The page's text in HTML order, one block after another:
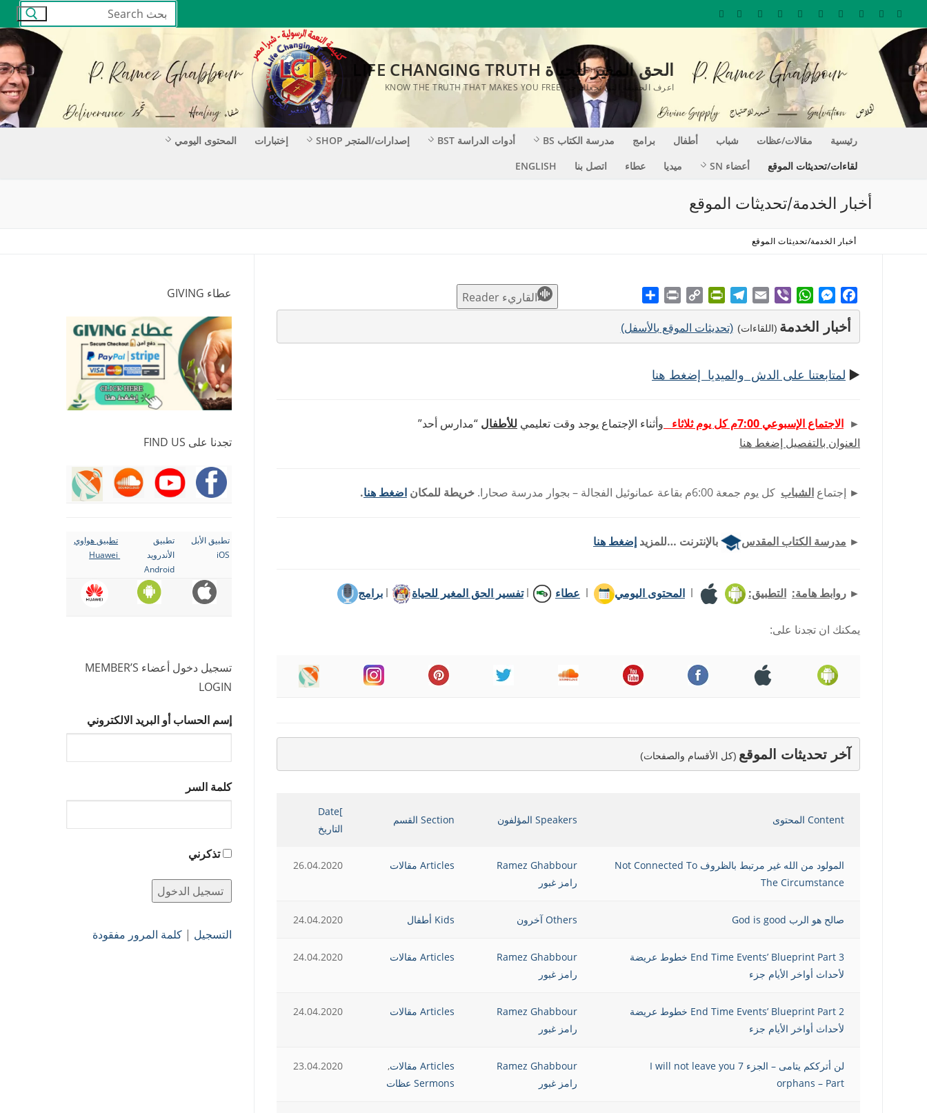
التجاوز
إلى
المحتوى
البحث
عن:
الحق المغير للحياة LIFE CHANGING TRUTH
اعرف الحقيقة التي تجعلك حراً KNOW THE TRUTH THAT MAKES YOU FREE
رئيسية مقالات/عظات شباب أطفال برامج مدرسة الكتاب BS أدوات الدراسة BST إصدارات/المتجر SHOP إختبارات
المحتوى اليومي
لقاءات/تحديثات الموقع
أعضاء SN ميديا عطاء اتصل بنا ENGLISH
أخبار الخدمة/تحديثات الموقع
أخبار الخدمة/تحديثات الموقع
القاريء Reader
Facebook
Messenger
WhatsApp
Viber
Email
Telegram
PrintFriendly
Copy
Link
Print
Share
أخبار الخدمة (اللقاءات) (تحديثات الموقع بالأسفل)
► لمتابعتنا على الدش والميديا إضغط هنا
► الاجتماع الإسبوعي 7:00م كل يوم ثلاثاء وأثناء الإجتماع يوجد وقت تعليمي للأطفال “مدارس أحد”
العنوان بالتفصيل إضغط هنا
► إجتماع الشباب كل يوم جمعة 6:00م بقاعة عمانوئيل الفجالة – بجوار مدرسة صحارا. خريطة للمكان اضغط هنا.
► مدرسة الكتاب المقدس بالإنترنت …للمزيد إضغط هنا
► روابط هامة: التطبيق: المحتوى اليومي عطاء تفسير الحق المغير للحياة برامج
يمكنك ان تجدنا على:
آخر تحديثات الموقع (كل الأقسام والصفحات)
Content المحتوى Speakers المؤلفون Section القسم
]Date
التاريخ
المولود من الله غير مرتبط بالظروف Not Connected To
The Circumstance
Ramez Ghabbour
رامز غبور
Articles مقالات 26.04.2020
صالح هو الرب God is good Others آخرون Kids أطفال 24.04.2020
End Time Events’ Blueprint Part 3 خطوط عريضة
لأحداث أواخر الأيام جزء
Ramez Ghabbour
رامز غبور
Articles مقالات 24.04.2020
End Time Events’ Blueprint Part 2 خطوط عريضة
لأحداث أواخر الأيام جزء
Ramez Ghabbour
رامز غبور
Articles مقالات 24.04.2020
لن أترككم يتامى – الجزء 7 I will not leave you
orphans – Part
Ramez Ghabbour
رامز غبور
Articles مقالات
,
Sermons عظات
23.04.2020
عطاء GIVING
تجدنا على FIND US
تطبيق الأبل
iOS
تطبيق
الأندرويد
Android
تطبيق هواوي
تسجيل دخول أعضاء MEMBER’S
LOGIN
إسم الحساب أو البريد الالكتروني
كلمة السر
تذكرني
التسجيل | كلمة المرور مفقودة